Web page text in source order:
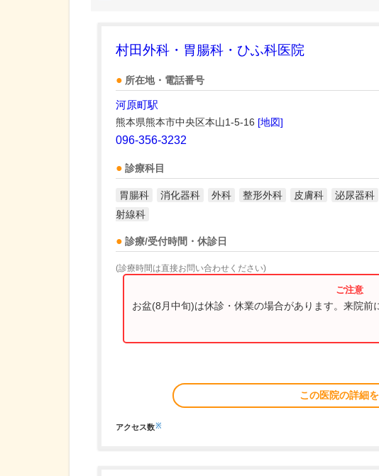
村田外科・胃腸科・ひふ科医院
所在地・電話番号
河原町駅
熊本県熊本市中央区本山1-5-16 [地図]
096-356-3232
診療科目
胃腸科 消化器科 外科 整形外科 皮膚科 泌尿器科
射線科
診療/受付時間・休診日
(診療時間は直接お問い合わせください)
お盆(8月中旬)は休診・休業の場合があります。来院前
この医院の詳細
アクセス数※